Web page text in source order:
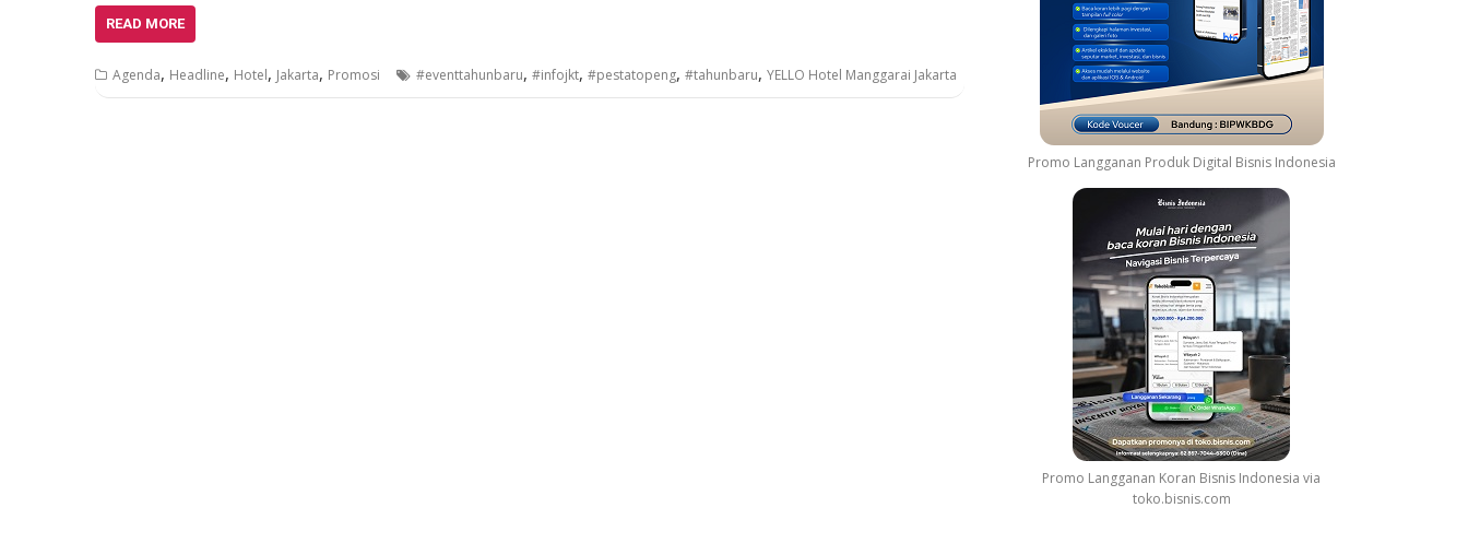
READ MORE
Agenda, Headline, Hotel, Jakarta, Promosi #eventtahunbaru, #infojkt, #pestatopeng, #tahunbaru, YELLO Hotel Manggarai Jakarta
Promo Langganan Produk Digital Bisnis Indonesia
Promo Langganan Koran Bisnis Indonesia via
toko.bisnis.com